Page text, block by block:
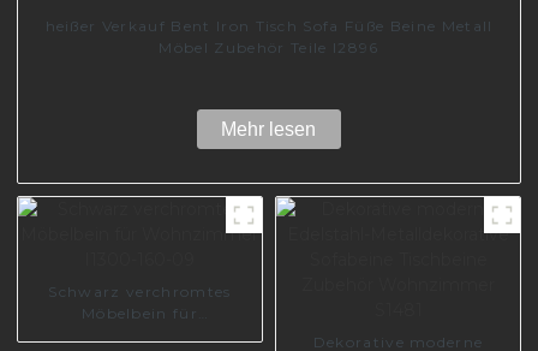
heißer Verkauf Bent Iron Tisch Sofa Füße Beine Metall
Möbel Zubehör Teile I2896
Mehr lesen
Schwarz verchromtes
Möbelbein für
Dekorative moderne